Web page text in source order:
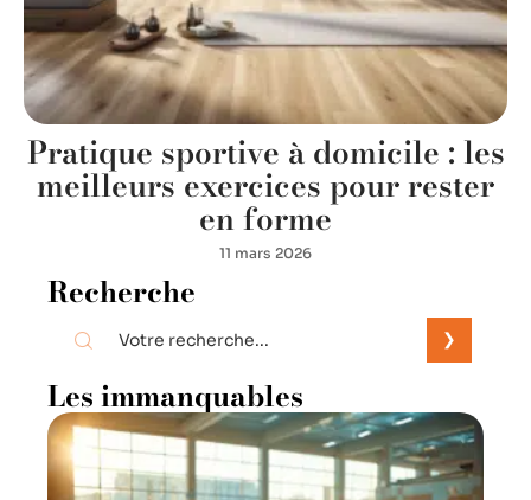
Pratique sportive à domicile : les
meilleurs exercices pour rester
en forme
11 mars 2026
Recherche
Les immanquables